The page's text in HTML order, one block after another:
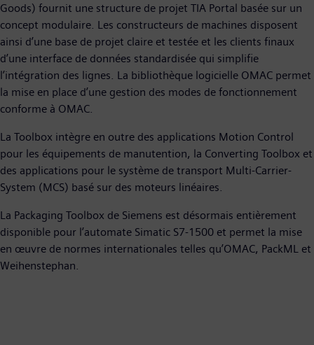
Goods) fournit une structure de projet TIA Portal basée sur un
concept modulaire. Les constructeurs de machines disposent
ainsi d’une base de projet claire et testée et les clients finaux
d’une interface de données standardisée qui simplifie
l’intégration des lignes. La bibliothèque logicielle OMAC permet
la mise en place d’une gestion des modes de fonctionnement
conforme à OMAC.
La Toolbox intègre en outre des applications Motion Control
pour les équipements de manutention, la Converting Toolbox et
des applications pour le système de transport Multi-Carrier-
System (MCS) basé sur des moteurs linéaires.
La Packaging Toolbox de Siemens est désormais entièrement
disponible pour l’automate Simatic S7-1500 et permet la mise
en œuvre de normes internationales telles qu’OMAC, PackML et
Weihenstephan.